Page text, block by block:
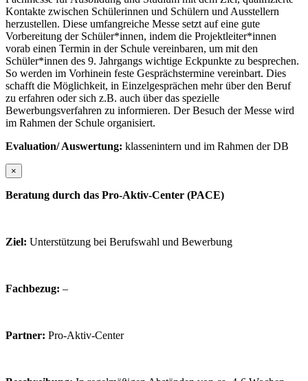
Kontakte zwischen Schülerinnen und Schülern und Ausstellern
herzustellen. Diese umfangreiche Messe setzt auf eine gute
Vorbereitung der Schüler*innen, indem die Projektleiter*innen
vorab einen Termin in der Schule vereinbaren, um mit den
Schüler*innen des 9. Jahrgangs wichtige Eckpunkte zu besprechen.
So werden im Vorhinein feste Gesprächstermine vereinbart. Dies
schafft die Möglichkeit, in Einzelgesprächen mehr über den Beruf
zu erfahren oder sich z.B. auch über das spezielle
Bewerbungsverfahren zu informieren. Der Besuch der Messe wird
im Rahmen der Schule organisiert.
Evaluation/ Auswertung: klassenintern und im Rahmen der DB
×
Beratung durch das Pro-Aktiv-Center (PACE)
Ziel: Unterstützung bei Berufswahl und Bewerbung
Fachbezug: –
Partner: Pro-Aktiv-Center